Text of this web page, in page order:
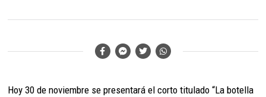
Hoy 30 de noviembre se presentará el corto titulado “La botella